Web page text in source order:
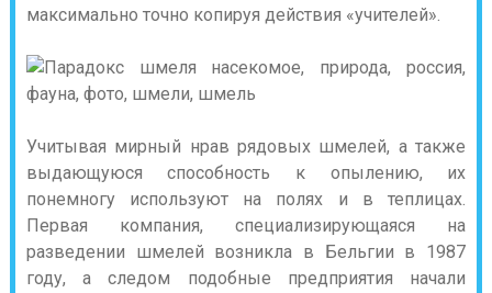
максимально точно копируя действия «учителей».
Учитывая мирный нрав рядовых шмелей, а также
выдающуюся способность к опылению, их
понемногу используют на полях и в теплицах.
Первая компания, специализирующаяся на
разведении шмелей возникла в Бельгии в 1987
году, а следом подобные предприятия начали